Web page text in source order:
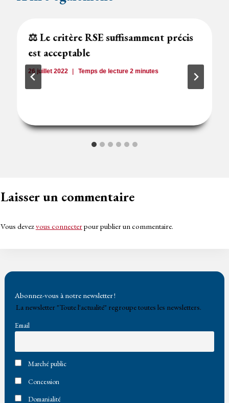
⚖️ Le critère RSE suffisamment précis
est acceptable
26 juillet 2022 Temps de lecture2 minutes
Laisser un commentaire
Vous devezvous connecterpour publier un commentaire.
Abonnez-vous à notre newsletter !
La newsletter "Toute l'actualité" regroupe toutes les newsletters.
Email
Marché public
Concession
Domanialité